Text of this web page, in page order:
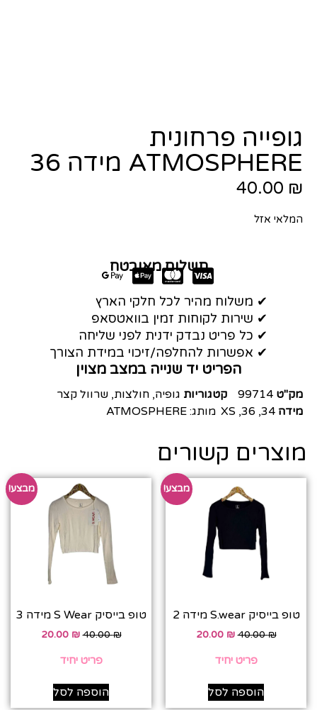
גופייה פרחונית
ATMOSPHERE מידה 36
40.00 ₪
המלאי אזל
תשלום מאובטח
✔ משלוח מהיר לכל חלקי הארץ
✔ שירות לקוחות זמין בוואטסאפ
✔ כל פריט נבדק ידנית לפני שליחה
✔ אפשרות להחלפה/זיכוי במידת הצורך
הפריט יד שנייה במצב מצוין
מק"ט 99714 קטגוריות גופיה, חולצות, שרוול קצר
מידה 34
,
36
,
XS מותג:ATMOSPHERE
מוצרים קשורים
מבצע!
טופ בייסיק S.wear מידה 2
40.00₪
20.00 ₪
פריט יחיד
הוספה לסל
מבצע!
טופ בייסיק S Wear מידה 3
40.00₪
20.00 ₪
פריט יחיד
הוספה לסל